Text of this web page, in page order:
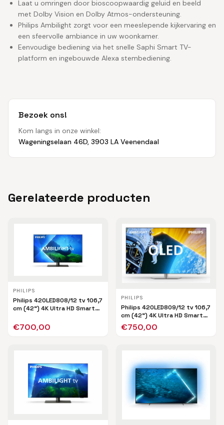
Laat u omringen door bioscoopwaardig geluid en beeld
met Dolby Vision en Dolby Atmos-ondersteuning.
Philips Ambilight zorgt voor een meeslepende kijkervaring en
een sfeervolle ambiance in uw woonkamer.
Eenvoudige bediening via het snelle Saphi Smart TV-
platform en ingebouwde Alexa stembediening.
Bezoek ons!
Kom langs in onze winkel:
Wageningselaan 46D, 3903 LA Veenendaal
Gerelateerde producten
PHILIPS
Philips 42OLED808/12 tv 106,7
cm (42") 4K Ultra HD Smart
€700,00
PHILIPS
Philips 42OLED809/12 tv 106,7
cm (42") 4K Ultra HD Smart
TV Wifi Zwart
€750,00